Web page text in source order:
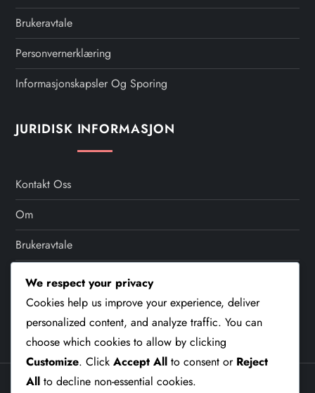
i
n
t
i
o
n
Brukeravtale
Personvernerklæring
Informasjonskapsler Og Sporing
JURIDISK INFORMASJON
Kontakt Oss
Om
Brukeravtale
Personvernerklæring
Informasjonskapsler Og Sporing
Theme Cube Blog byKantipur Themes
We respect your privacy
Cookies help us improve your experience, deliver
personalized content, and analyze traffic. You can
choose which cookies to allow by clicking
Customize. Click Accept All to consent or Reject
All to decline non-essential cookies.